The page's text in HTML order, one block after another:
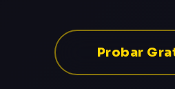
Probar